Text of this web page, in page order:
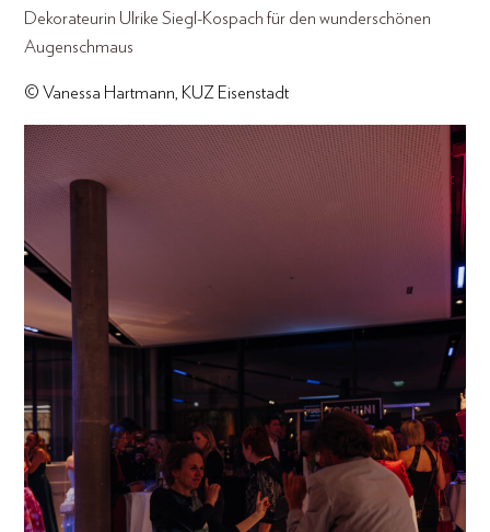
Dekorateurin Ulrike Siegl-Kospach für den wunderschönen
Augenschmaus
© Vanessa Hartmann, KUZ Eisenstadt